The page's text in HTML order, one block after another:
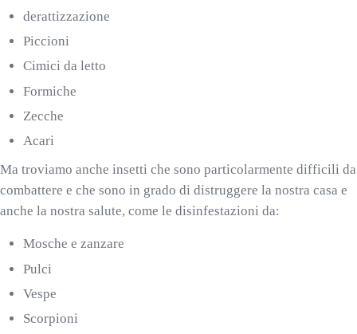
derattizzazione
Piccioni
Cimici da letto
Formiche
Zecche
Acari
Ma troviamo anche insetti che sono particolarmente difficili da
combattere e che sono in grado di distruggere la nostra casa e
anche la nostra salute, come le disinfestazioni da:
Mosche e zanzare
Pulci
Vespe
Scorpioni